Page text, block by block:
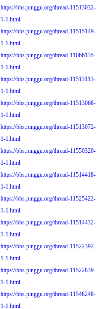
https://bbs.pinggu.org/thread-11513032-
1-1.html
https://bbs.pinggu.org/thread-11515149-
1-1.html
https://bbs.pinggu.org/thread-11066135-
1-1.html
https://bbs.pinggu.org/thread-11513113-
1-1.html
https://bbs.pinggu.org/thread-11513068-
1-1.html
https://bbs.pinggu.org/thread-11513072-
1-1.html
https://bbs.pinggu.org/thread-11550320-
1-1.html
https://bbs.pinggu.org/thread-11514418-
1-1.html
https://bbs.pinggu.org/thread-11525422-
1-1.html
https://bbs.pinggu.org/thread-11514432-
1-1.html
https://bbs.pinggu.org/thread-11522392-
1-1.html
https://bbs.pinggu.org/thread-11522839-
1-1.html
https://bbs.pinggu.org/thread-11548248-
1-1.html